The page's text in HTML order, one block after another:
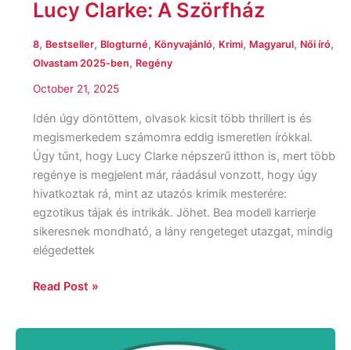
Lucy Clarke: A ​Szörfház
8, Bestseller, Blogturné, Könyvajánló, Krimi, Magyarul, Női író,
Olvastam 2025-ben, Regény
October 21, 2025
Idén úgy döntöttem, olvasok kicsit több thrillert is és
megismerkedem számomra eddig ismeretlen írókkal.
Úgy tűnt, hogy Lucy Clarke népszerű itthon is, mert több
regénye is megjelent már, ráadásul vonzott, hogy úgy
hivatkoztak rá, mint az utazós krimik mesterére:
egzotikus tájak és intrikák. Jöhet. Bea modell karrierje
sikeresnek mondható, a lány rengeteget utazgat, mindig
elégedettek
Read Post »